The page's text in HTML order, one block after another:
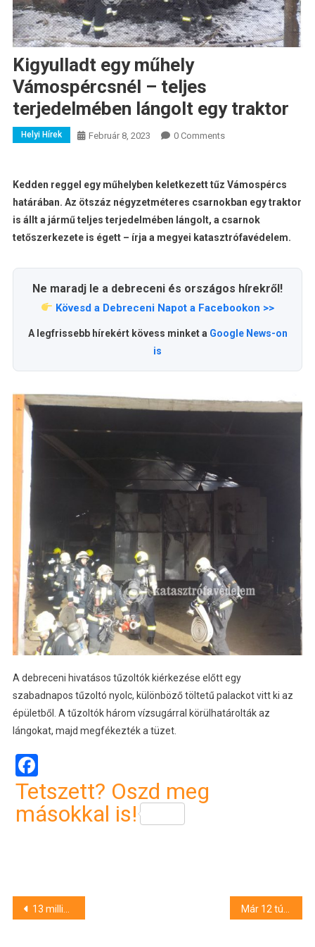
Kigyulladt egy műhely
Vámospércsnél – teljes
terjedelmében lángolt egy traktor
Helyi Hírek Február 8, 2023 0 Comments
Kedden reggel egy műhelyben keletkezett tűz Vámospércs
határában. Az ötszáz négyzetméteres csarnokban egy traktor
is állt a jármű teljes terjedelmében lángolt, a csarnok
tetőszerkezete is égett – írja a megyei katasztrófavédelem.
Ne maradj le a debreceni és országos hírekről!
Kövesd a Debreceni Napot a Facebookon >>
A legfrissebb hírekért kövess minket a Google News-on
is
A debreceni hivatásos tűzoltók kiérkezése előtt egy
szabadnapos tűzoltó nyolc, különböző töltetű palackot vitt ki az
épületből. A tűzoltók három vízsugárral körülhatárolták az
lángokat, majd megfékezték a tüzet.
Facebook
Tetszett? Oszd meg
másokkal is!
Bejegyzés
13 milliárd 137 millió forintot költhet a városra idén Hajdúböszörmény